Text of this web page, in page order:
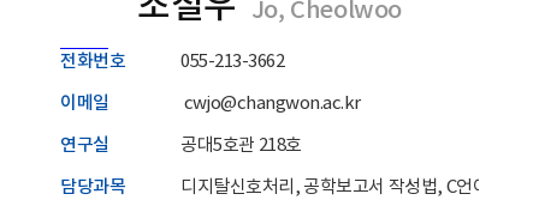
Jo, Cheolwoo
전화번호 055-213-3662
이메일 cwjo@changwon.ac.kr
연구실 공대5호관 218호
담당과목
디지탈신호처리, 공학보고서 작성법, C언어, 프로